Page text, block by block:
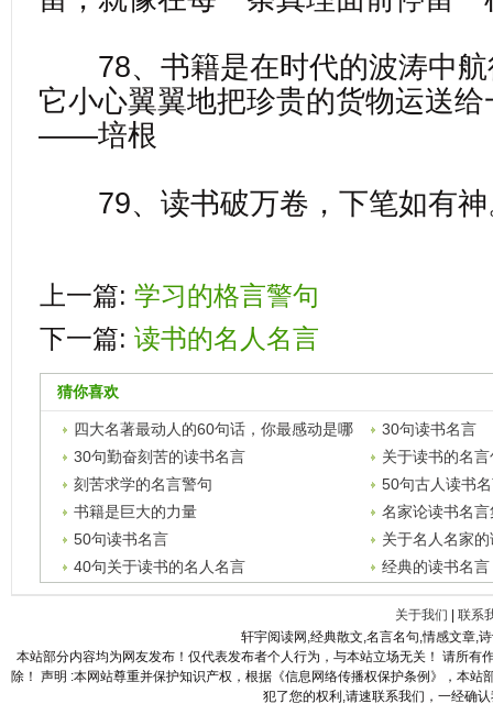
78、书籍是在时代的波涛中航
它小心翼翼地把珍贵的货物运送
——培根
79、读书破万卷，下笔如有神
上一篇: 学习的格言警句
下一篇: 读书的名人名言
猜你喜欢
四大名著最动人的60句话，你最感动是哪
一句？
30句读书名言
30句勤奋刻苦的读书名言
关于读书的名
刻苦求学的名言警句
50句古人读书
书籍是巨大的力量
名家论读书名言
50句读书名言
关于名人名家
40句关于读书的名人名言
经典的读书名言
关于我们
联系
轩宇阅读网,经典散文,名言名句,情感文章,
本站部分内容均为网友发布！仅代表发布者个人行为，与本站立场无关！ 请所
除！ 声明 :本网站尊重并保护知识产权，根据《信息网络传播权保护条例》，本
犯了您的权利,请速联系我们，一经确